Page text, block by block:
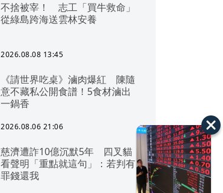
不捨被宰！ 志工「買牛救命」
從綠島跨海送雲林安養
2026.08.08 13:45
《請世界吃桌》滷肉爆紅 陳隨
意不藏私公開食譜！5食材滷出
一鍋香
2026.08.06 21:06
慈濟遭詐10億沉默5年 四叉貓
看聲明「重點就這句」：若判有
罪錢還我